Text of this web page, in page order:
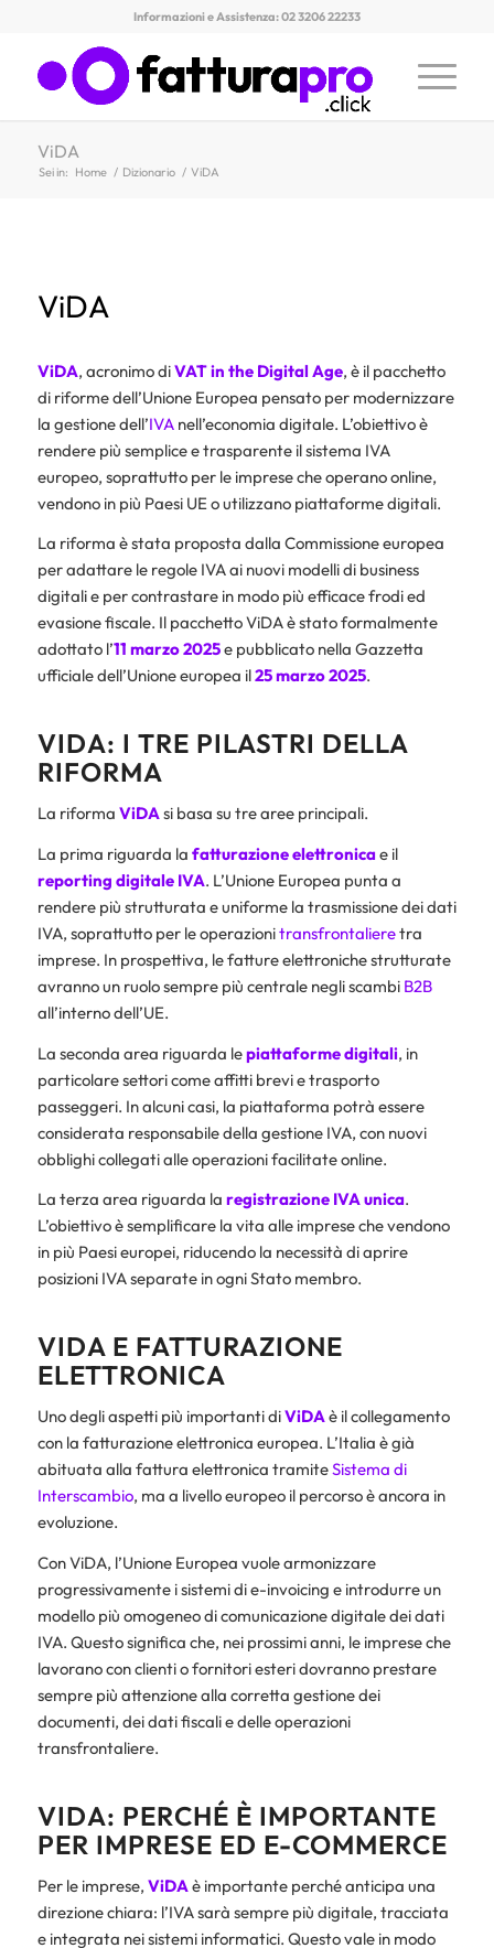
Informazioni e Assistenza: 02 3206 22233
ViDA
Sei in: Home / Dizionario / ViDA
ViDA
ViDA, acronimo diVAT in the Digital Age, è il pacchetto
di riforme dell’Unione Europea pensato per modernizzare
la gestione dell’IVAnell’economia digitale. L’obiettivo è
rendere più semplice e trasparente il sistema IVA
europeo, soprattutto per le imprese che operano online,
vendono in più Paesi UE o utilizzano piattaforme digitali.
La riforma è stata proposta dalla Commissione europea
per adattare le regole IVA ai nuovi modelli di business
digitali e per contrastare in modo più efficace frodi ed
evasione fiscale. Il pacchetto ViDA è stato formalmente
adottato l’11 marzo 2025e pubblicato nella Gazzetta
ufficiale dell’Unione europea il25 marzo 2025.
VIDA: I TRE PILASTRI DELLA
RIFORMA
La riforma ViDAsi basa su tre aree principali.
La prima riguarda la fatturazione elettronicae il
reporting digitale IVA. L’Unione Europea punta a
rendere più strutturata e uniforme la trasmissione dei dati
IVA, soprattutto per le operazionitransfrontalieretra
imprese. In prospettiva, le fatture elettroniche strutturate
avranno un ruolo sempre più centrale negli scambi B2B
all’interno dell’UE.
La seconda area riguarda lepiattaforme digitali, in
particolare settori come affitti brevi e trasporto
passeggeri. In alcuni casi, la piattaforma potrà essere
considerata responsabile della gestione IVA, con nuovi
obblighi collegati alle operazioni facilitate online.
La terza area riguarda la registrazione IVA unica.
L’obiettivo è semplificare la vita alle imprese che vendono
in più Paesi europei, riducendo la necessità di aprire
posizioni IVA separate in ogni Stato membro.
VIDA E FATTURAZIONE
ELETTRONICA
Uno degli aspetti più importanti diViDAè il collegamento
con la fatturazione elettronica europea. L’Italia è già
abituata alla fattura elettronica tramiteSistema di
Interscambio, ma a livello europeo il percorso è ancora in
evoluzione.
Con ViDA, l’Unione Europea vuole armonizzare
progressivamente i sistemi di e-invoicing e introdurre un
modello più omogeneo di comunicazione digitale dei dati
IVA. Questo significa che, nei prossimi anni, le imprese che
lavorano con clienti o fornitori esteri dovranno prestare
sempre più attenzione alla corretta gestione dei
documenti, dei dati fiscali e delle operazioni
transfrontaliere.
VIDA: PERCHÉ È IMPORTANTE
PER IMPRESE ED E-COMMERCE
Per le imprese, ViDAè importante perché anticipa una
direzione chiara: l’IVA sarà sempre più digitale, tracciata
e integrata nei sistemi informatici. Questo vale in modo